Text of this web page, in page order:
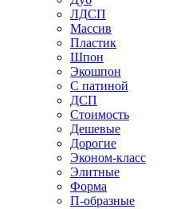
ЛДСП
Массив
Пластик
Шпон
Экошпон
С патиной
ДСП
Стоимость
Дешевые
Дорогие
Эконом-класс
Элитные
Форма
П-образные